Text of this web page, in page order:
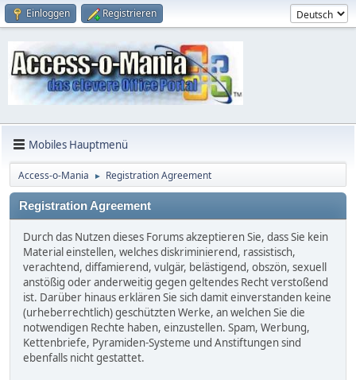
Einloggen Registrieren
Mobiles Hauptmenü
Access-o-Mania ► Registration Agreement
Registration Agreement
Durch das Nutzen dieses Forums akzeptieren Sie, dass Sie kein
Material einstellen, welches diskriminierend, rassistisch,
verachtend, diffamierend, vulgär, belästigend, obszön, sexuell
anstößig oder anderweitig gegen geltendes Recht verstoßend
ist. Darüber hinaus erklären Sie sich damit einverstanden keine
(urheberrechtlich) geschützten Werke, an welchen Sie die
notwendigen Rechte haben, einzustellen. Spam, Werbung,
Kettenbriefe, Pyramiden-Systeme und Anstiftungen sind
ebenfalls nicht gestattet.